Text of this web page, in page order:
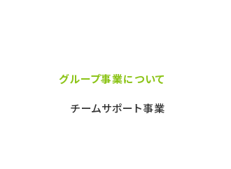
グループ事業について
チームサポート事業